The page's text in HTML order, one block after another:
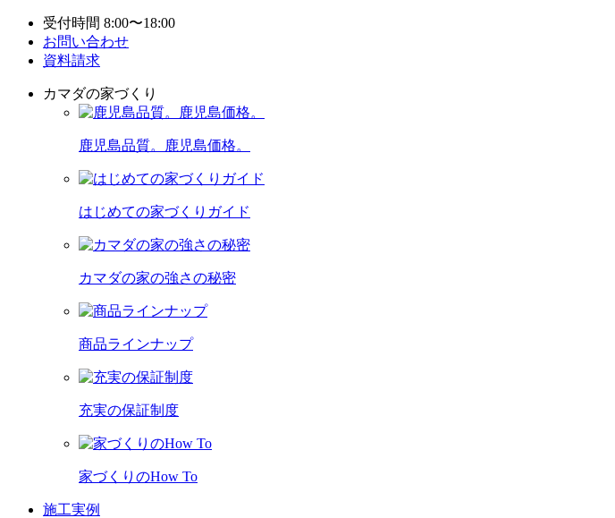
受付時間 8:00〜18:00
お問い合わせ
資料請求
カマダの家づくり
鹿児島品質。鹿児島価格。
はじめての家づくりガイド
カマダの家の強さの秘密
商品ラインナップ
充実の保証制度
家づくりのHow To
施工実例